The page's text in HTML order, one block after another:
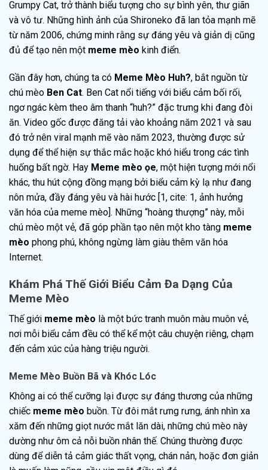
Grumpy Cat, trở thành biểu tượng cho sự bình yên, thư giãn
và vô tư. Những hình ảnh của Shironeko đã lan tỏa mạnh mẽ
từ năm 2006, chứng minh rằng sự đáng yêu và giản dị cũng
đủ để tạo nên một meme mèo kinh điển.
Gần đây hơn, chúng ta có Meme Mèo Huh?, bắt nguồn từ
chú mèo Ben Cat. Ben Cat nổi tiếng với biểu cảm bối rối,
ngơ ngác kèm theo âm thanh “huh?” đặc trưng khi đang đòi
ăn. Video gốc được đăng tải vào khoảng năm 2021 và sau
đó trở nên viral mạnh mẽ vào năm 2023, thường được sử
dụng để thể hiện sự thắc mắc hoặc khó hiểu trong các tình
huống bất ngờ. Hay Meme mèo ọe, một hiện tượng mới nổi
khác, thu hút cộng đồng mạng bởi biểu cảm kỳ lạ như đang
nôn mửa, đầy đáng yêu và hài hước [1, cite: 1, ảnh hưởng
văn hóa của meme mèo]. Những “hoàng thượng” này, mỗi
chú mèo một vẻ, đã góp phần tạo nên một kho tàng meme
mèo phong phú, không ngừng làm giàu thêm văn hóa
Internet.
Khám Phá Thế Giới Biểu Cảm Đa Dạng Của
Meme Mèo
Thế giới meme mèo là một bức tranh muôn màu muôn vẻ,
nơi mỗi biểu cảm đều có thể kể một câu chuyện riêng, chạm
đến cảm xúc của hàng triệu người.
Meme Mèo Buồn Bã và Khóc Lóc
Không ai có thể cưỡng lại được sự đáng thương của những
chiếc meme mèo buồn. Từ đôi mắt rưng rưng, ánh nhìn xa
xăm đến những giọt nước mắt lăn dài, những chú mèo này
dường như ôm cả nỗi buồn nhân thế. Chúng thường được
dùng để diễn tả cảm giác thất vọng, chán nản, hoặc đơn giản